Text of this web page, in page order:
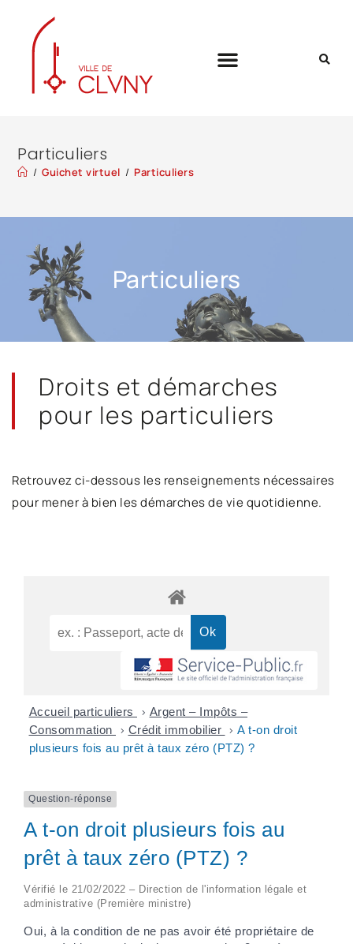
Particuliers
/ Guichet virtuel / Particuliers
Particuliers
Droits et démarches
pour les particuliers
Retrouvez ci-dessous les renseignements nécessaires
pour mener à bien les démarches de vie quotidienne.
Accueil particuliers > Argent – Impôts –
Consommation
> Crédit immobilier > A t-on droit
plusieurs fois au prêt à taux zéro (PTZ) ?
Question-réponse
A t-on droit plusieurs fois au
prêt à taux zéro (PTZ) ?
Vérifié le 21/02/2022 – Direction de l'information légale et
administrative (Première ministre)
Oui, à la condition de ne pas avoir été propriétaire de